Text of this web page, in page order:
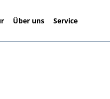
Über uns Service